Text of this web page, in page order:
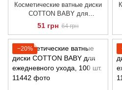
Косметические ватные диски
COTTON BABY для
ежедневного ухода, 70 шт.
51 грн 64 грн
−20%